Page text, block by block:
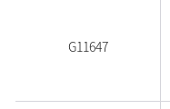
G11647